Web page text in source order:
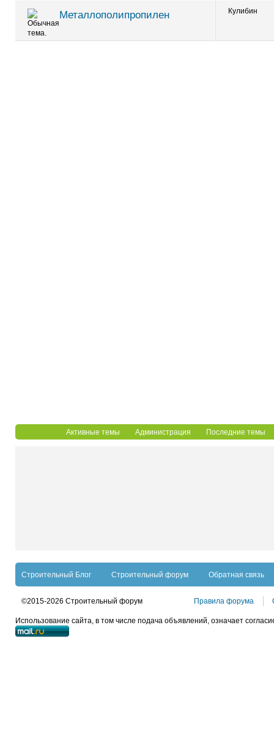
Металлополипропилен Кулибин
Активные темы Администрация Последние темы
Строительный Блог Строительный форум Обратная связь
©2015-2026 Строительный форум Правила форума
Использование сайта, в том числе подача объявлений, означает